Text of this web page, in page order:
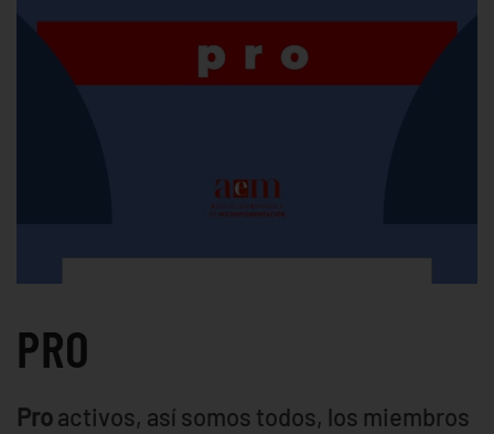
PRO
Proactivos, así somos todos, los miembros